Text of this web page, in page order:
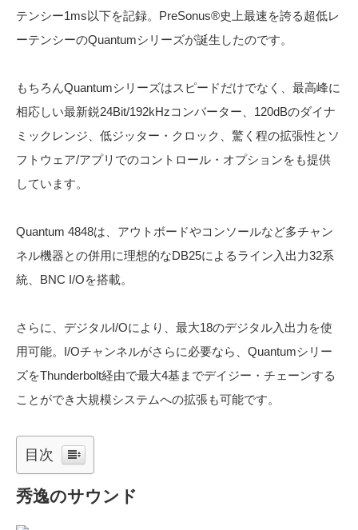
テンシー1ms以下を記録。PreSonus®史上最速を誇る超低レ
ーテンシーのQuantumシリーズが誕生したのです。
もちろんQuantumシリーズはスピードだけでなく、最高峰に
相応しい最新鋭24Bit/192kHzコンバーター、120dBのダイナ
ミックレンジ、低ジッター・クロック、驚く程の拡張性とソ
フトウェア/アプリでのコントロール・オプションをも提供
しています。
Quantum 4848は、アウトボードやコンソールなど多チャン
ネル機器との併用に理想的なDB25によるライン入出力32系
統、BNC I/Oを搭載。
さらに、デジタルI/Oにより、最大18のデジタル入出力を使
用可能。I/Oチャンネルがさらに必要なら、Quantumシリー
ズをThunderbolt経由で最大4基までデイジー・チェーンする
ことができ大規模システムへの拡張も可能です。
目次
秀逸のサウンド